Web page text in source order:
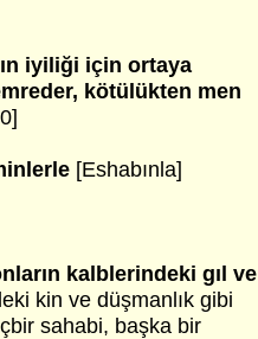
iyiliği için ortaya
kötülükten men
[Eshabınla]
kalblerindeki gıl ve
kin ve düşmanlık gibi
sahabi, başka bir